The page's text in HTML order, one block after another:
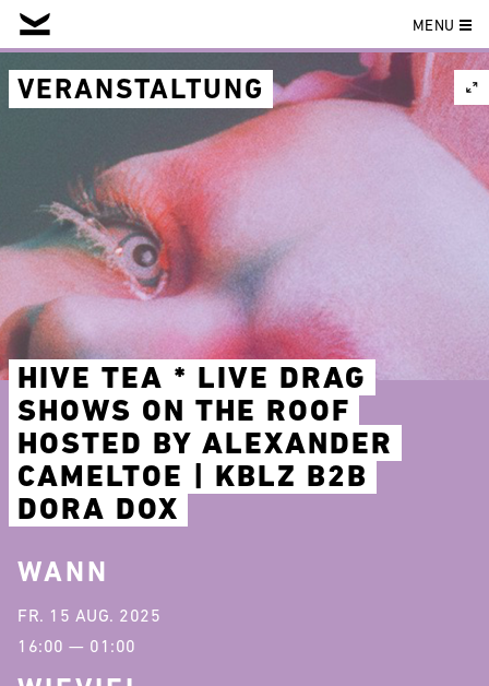
Skip
to
content
MENU
VERANSTALTUNG
HIVE TEA * LIVE DRAG
SHOWS ON THE ROOF
HOSTED BY ALEXANDER
CAMELTOE | KBLZ B2B
DORA DOX
WANN
FR. 15 AUG. 2025
16:00 — 01:00